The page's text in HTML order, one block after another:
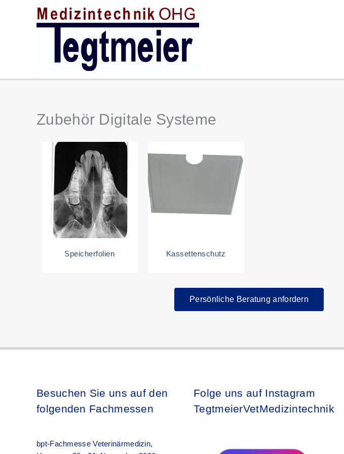
Zubehör Digitale Systeme
Speicherfolien Kassettenschutz
Persönliche Beratung anfordern
Besuchen Sie uns auf den
folgenden Fachmessen
bpt-Fachmesse Veterinärmedizin,
Folge uns auf Instagram
TegtmeierVetMedizintechnik